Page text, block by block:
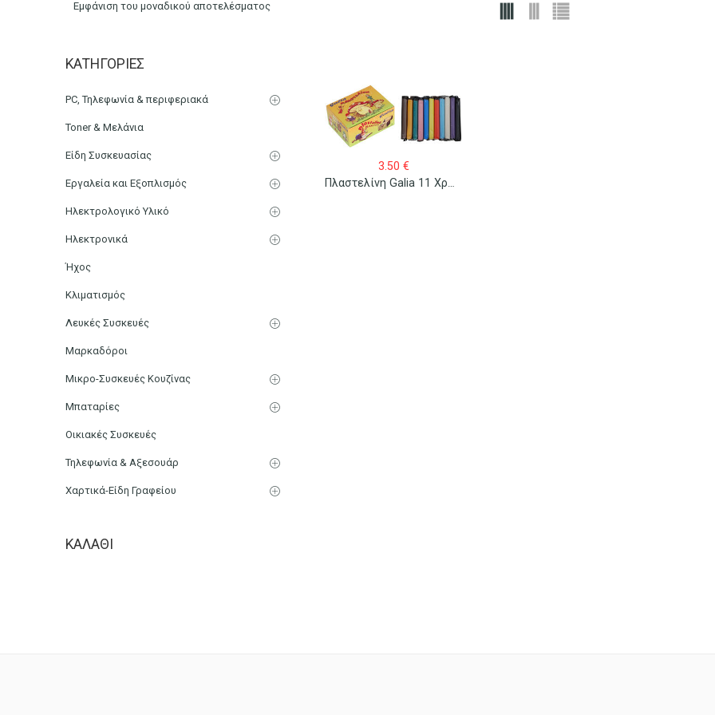
Αρχική Μάρκα
Εμφάνιση του μοναδικού αποτελέσματος
3.50 €
ΚΑΤΗΓΟΡΊΕΣ
PC, Τηλεφωνία & περιφεριακά
Toner & Μελάνια
Είδη Συσκευασίας
Εργαλεία και Εξοπλισμός
Ηλεκτρολογικό Υλικό
Ηλεκτρονικά
Ήχος
Κλιματισμός
Λευκές Συσκευές
Μαρκαδόροι
Μικρο-Συσκευές Κουζίνας
Μπαταρίες
Οικιακές Συσκευές
Τηλεφωνία & Αξεσουάρ
Χαρτικά-Είδη Γραφείου
ΚΑΛΆΘΙ